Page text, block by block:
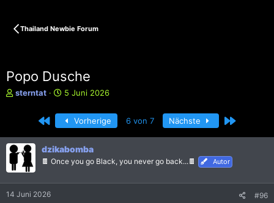
Thailand Newbie Forum
Popo Dusche
E
e
l
e
sterntat
E
s
t
e
l
5 Juni 2026
Erste Vorherige 6 von 7 Nächste Letzte
dzikabomba
🍫 Once you go Black, you never go back...🍫 Autor
14 Juni 2026 #96